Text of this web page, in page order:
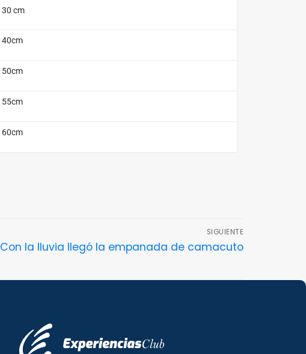
30 cm
40cm
50cm
55cm
60cm
SIGUIENTE
Con la lluvia llegó la empanada de camacuto